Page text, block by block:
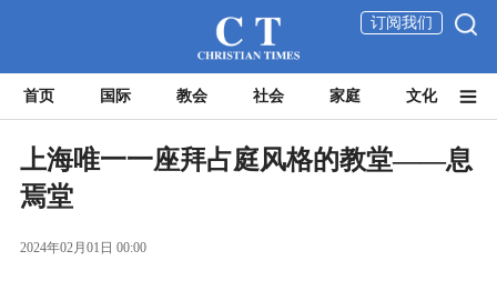
订阅我们
首页 国际 教会 社会 家庭 文化
上海唯一一座拜占庭风格的教堂——息
焉堂
2024年02月01日 00:00